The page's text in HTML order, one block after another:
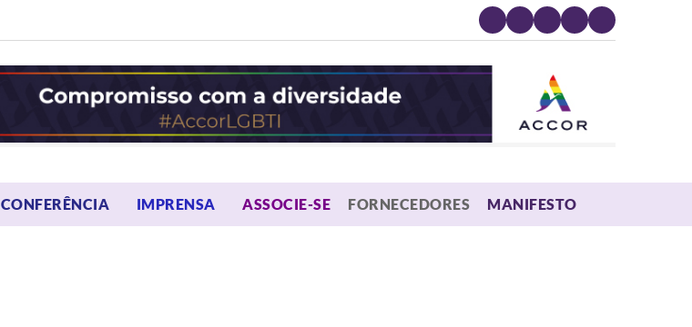
CONFERÊNCIA OPEN MENU
IMPRENSA OPEN MENU
ASSOCIE-SE FORNECEDORES MANIFESTO